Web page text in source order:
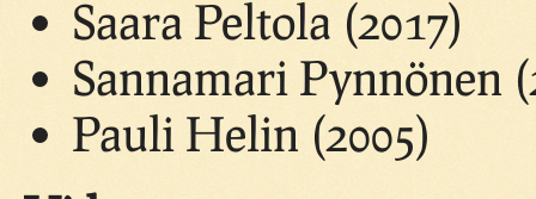
Saara Peltola (2017)
Sannamari Pynnönen
Pauli Helin (2005)